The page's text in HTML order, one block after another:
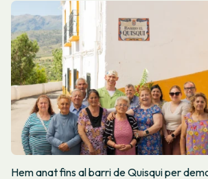
Hem anat fins al barri de Quisqui per